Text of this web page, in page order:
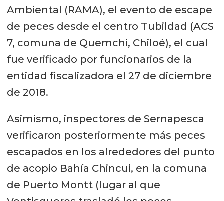
Ambiental (RAMA), el evento de escape
de peces desde el centro Tubildad (ACS
7, comuna de Quemchi, Chiloé), el cual
fue verificado por funcionarios de la
entidad fiscalizadora el 27 de diciembre
de 2018.
Asimismo, inspectores de Sernapesca
verificaron posteriormente más peces
escapados en los alrededores del punto
de acopio Bahía Chincui, en la comuna
de Puerto Montt (lugar al que